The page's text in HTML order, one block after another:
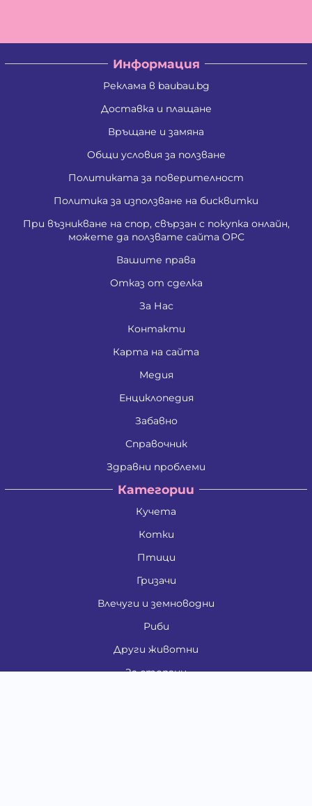
Информация
Реклама в baubau.bg
Доставка и плащане
Връщане и замяна
Общи условия за ползване
Политиката за поверителност
Политика за използване на бисквитки
При възникване на спор, свързан с покупка онлайн,
можете да ползвате сайта ОРС
Вашите права
Отказ от сделка
За Нас
Контакти
Карта на сайта
Медия
Енциклопедия
Забавно
Справочник
Здравни проблеми
Категории
Кучета
Котки
Птици
Гризачи
Влечуги и земноводни
Риби
Други животни
За стопани